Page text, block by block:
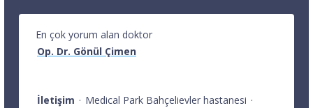
En çok yorum alan doktor
Op. Dr. Gönül Çimen
İletişim · Medical Park Bahçelievler hastanesi ·